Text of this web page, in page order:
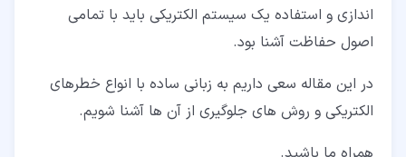
۵‏- محافظت انسان در برابر برق گرفتگی
۶‏- حفاظت از دستگاه های الکتریکی
۶‏-‏۱‏- دستگاه های محافظت از مدار
اندازی و استفاده یک سیستم الکتریکی باید با تمامی
اصول حفاظت آشنا بود.
در این مقاله سعی داریم به زبانی ساده با انواع خطرهای
الکتریکی و روش های جلوگیری از آن ها آشنا شویم.